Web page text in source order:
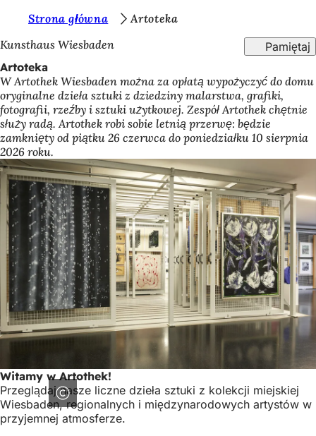
Przejdź do treści
e
s
t
e
ś
t
u
a
Strona główna
Artoteka
Kunsthaus Wiesbaden
Pamiętaj
Artoteka
W Artothek Wiesbaden można za opłatą wypożyczyć do domu
oryginalne dzieła sztuki z dziedziny malarstwa, grafiki,
fotografii, rzeźby i sztuki użytkowej. Zespół Artothek chętnie
służy radą. Artothek robi sobie letnią przerwę: będzie
zamknięty od piątku 26 czerwca do poniedziałku 10 sierpnia
2026 roku.
Witamy w Artothek!
Przeglądaj nasze liczne dzieła sztuki z kolekcji miejskiej
Wiesbaden, regionalnych i międzynarodowych artystów w
przyjemnej atmosferze.